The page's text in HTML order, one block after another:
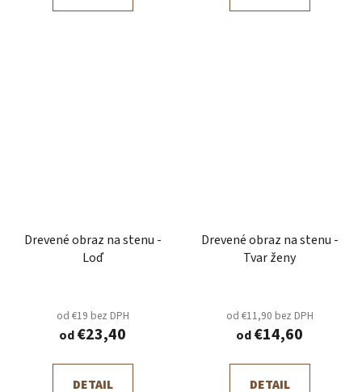
Drevené obraz na stenu -
Loď
od €19 bez DPH
od€23,40
DETAIL
Drevené obraz na stenu -
Tvar ženy
od €11,90 bez DPH
od€14,60
DETAIL